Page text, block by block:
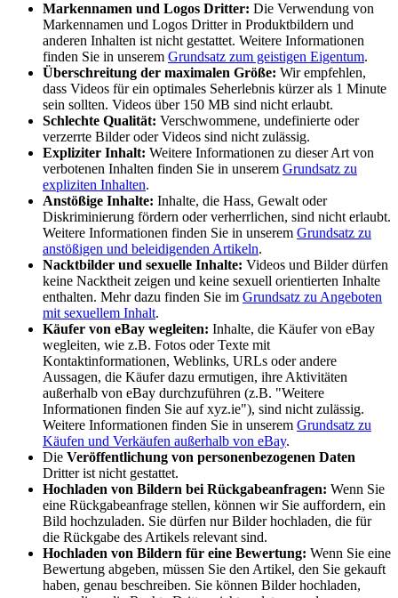
Markennamen und Logos Dritter: Die Verwendung von
Markennamen und Logos Dritter in Produktbildern und
anderen Inhalten ist nicht gestattet. Weitere Informationen
finden Sie in unserem Grundsatz zum geistigen Eigentum.
Überschreitung der maximalen Größe: Wir empfehlen,
dass Videos für ein optimales Seherlebnis kürzer als 1 Minute
sein sollten. Videos über 150 MB sind nicht erlaubt.
Schlechte Qualität: Verschwommene, undefinierte oder
verzerrte Bilder oder Videos sind nicht zulässig.
Expliziter Inhalt: Weitere Informationen zu dieser Art von
verbotenen Inhalten finden Sie in unserem Grundsatz zu
expliziten Inhalten.
Anstößige Inhalte: Inhalte, die Hass, Gewalt oder
Diskriminierung fördern oder verherrlichen, sind nicht erlaubt.
Weitere Informationen finden Sie in unserem Grundsatz zu
anstößigen und beleidigenden Artikeln.
Nacktbilder und sexuelle Inhalte: Videos und Bilder dürfen
keine Nacktheit zeigen und keine sexuell orientierten Inhalte
enthalten. Mehr dazu finden Sie im Grundsatz zu Angeboten
mit sexuellem Inhalt.
Käufer von eBay wegleiten: Inhalte, die Käufer von eBay
wegleiten, wie z.B. Fotos oder Texte mit
Kontaktinformationen, Weblinks, URLs oder andere
Aussagen, die Käufer dazu ermutigen, ihre Aktivitäten
außerhalb von eBay durchzuführen (z.B. "Weitere
Informationen finden Sie auf xyz.ie"), sind nicht zulässig.
Weitere Informationen finden Sie in unserem Grundsatz zu
Käufen und Verkäufen außerhalb von eBay.
Die Veröffentlichung von personenbezogenen Daten
Dritter ist nicht gestattet.
Hochladen von Bildern bei Rückgabeanfragen: Wenn Sie
eine Rückgabeanfrage stellen, können wir Sie auffordern, ein
Bild hochzuladen. Sie dürfen nur Bilder hochladen, die für
die Rückgabe des Artikels relevant sind.
Hochladen von Bildern für eine Bewertung: Wenn Sie eine
Bewertung abgeben, müssen Sie den Artikel, den Sie gekauft
haben, genau beschreiben. Sie können Bilder hochladen,